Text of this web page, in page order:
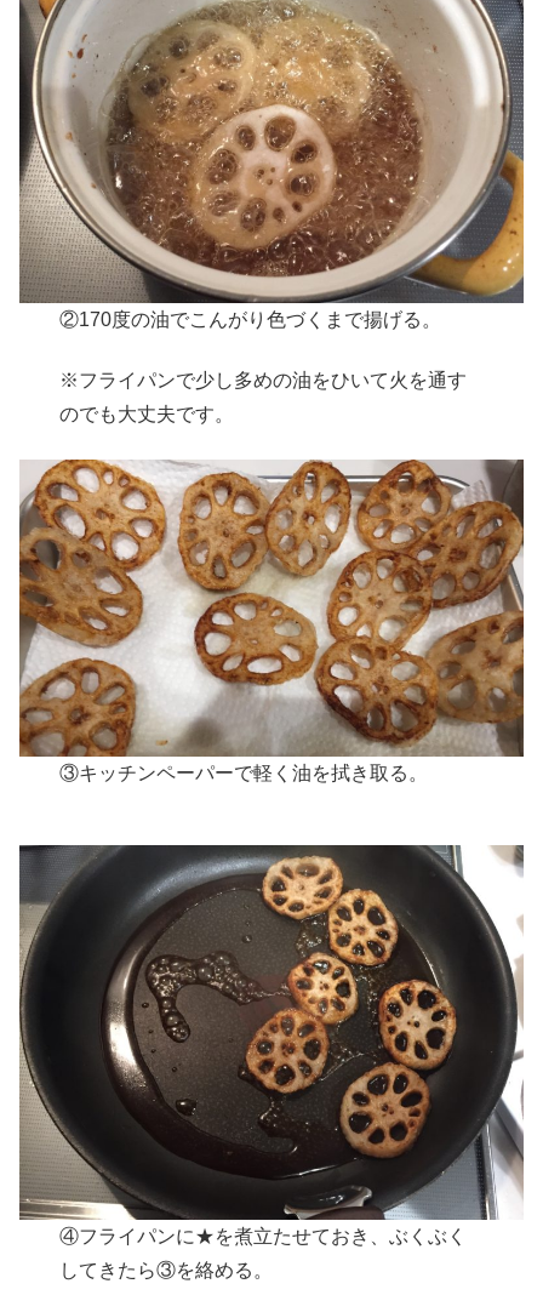
②170度の油でこんがり色づくまで揚げる。
※フライパンで少し多めの油をひいて火を通す
のでも大丈夫です。
③キッチンペーパーで軽く油を拭き取る。
④フライパンに★を煮立たせておき、ぶくぶく
してきたら③を絡める。